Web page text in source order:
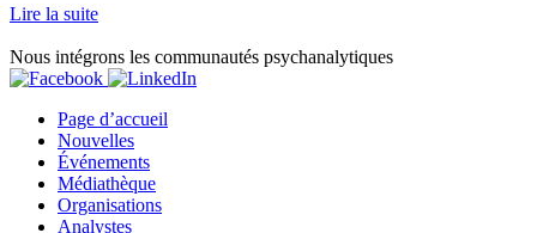
Lire la suite
Nous intégrons les communautés psychanalytiques
Page d’accueil
Nouvelles
Événements
Médiathèque
Organisations
Analystes